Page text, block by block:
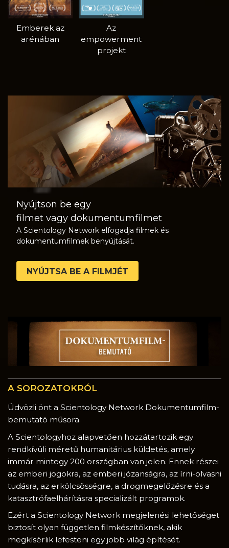
Emberek az
arénában
Az
empowerment
projekt
Nyújtson be egy
filmet vagy dokumentumfilmet
A Scientology Network elfogadja filmek és
dokumentumfilmek benyújtását.
NYÚJTSA BE A FILMJÉT
A SOROZATOKRÓL
Üdvözli önt a Scientology Network Dokumentumfilm-
bemutató műsora.
A Scientologyhoz alapvetően hozzátartozik egy
rendkívüli méretű humanitárius küldetés, amely
immár mintegy 200 országban van jelen. Ennek részei
az emberi jogokra, az emberi józanságra, az írni-olvasni
tudásra, az erkölcsösségre, a drogmegelőzésre és a
katasztrófaelhárításra specializált programok.
Ezért a Scientology Network megjelenési lehetőséget
biztosít olyan független filmkészítőknek, akik
megkísérlik lefesteni egy jobb világ építését.